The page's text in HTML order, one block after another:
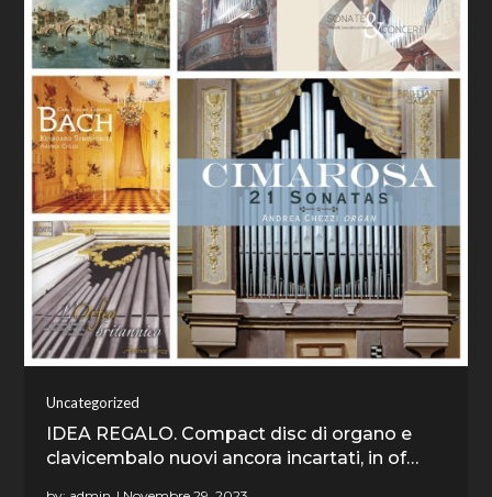
Uncategorized
IDEA REGALO. Compact disc di organo e
clavicembalo nuovi ancora incartati, in of…